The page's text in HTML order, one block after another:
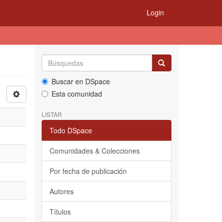
Login
Buscar en DSpace
Esta comunidad
LISTAR
Todo DSpace
Comunidades & Colecciones
Por fecha de publicación
Autores
Títulos